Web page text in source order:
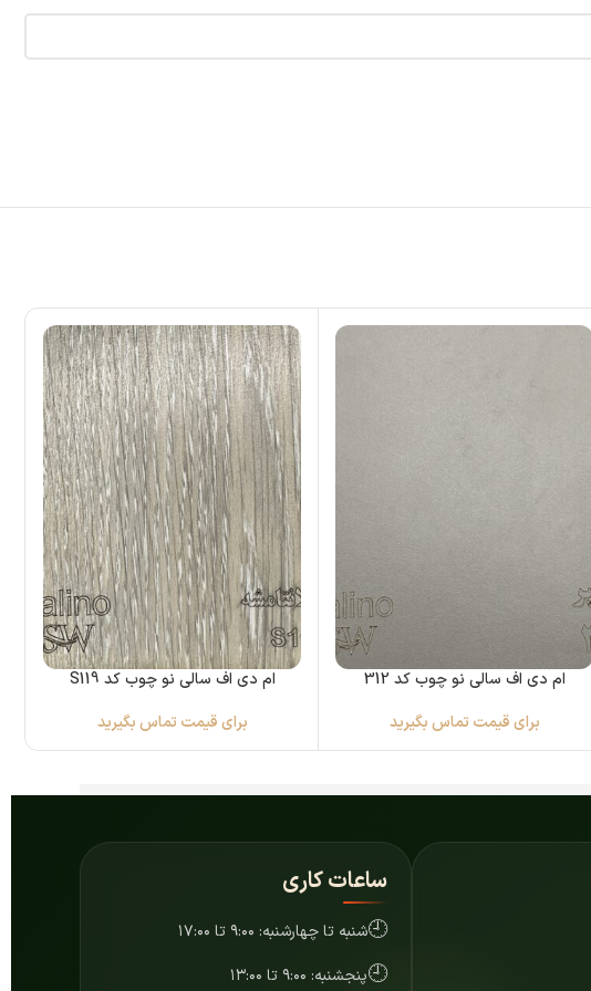
ام دی اف سالی نو چوب کد 312
برای قیمت تماس بگیرید
ام دی اف سالی نو چوب کد S119
برای قیمت تماس بگیرید
ساعات کاری
🕘شنبه تا چهارشنبه: ۹:۰۰ تا ۱۷:۰۰
🕘پنجشنبه: ۹:۰۰ تا ۱۳:۰۰